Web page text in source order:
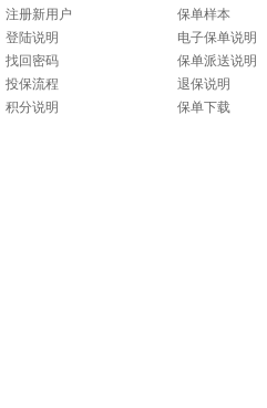
注册新用户
登陆说明
找回密码
投保流程
积分说明
保单样本
电子保单说明
保单派送说明
退保说明
保单下载